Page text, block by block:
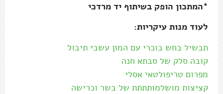
*המתכון הופק בשיתוף יד מרדכי
לעוד מנות עיקריות:
תבשיל בחש בוכרי עם המון עשבי תיבול
קובה סלק של סבתא חנה
מפרום טריפולטאי אסלי
קציצות מושלמותתתת של בשר וכרישה